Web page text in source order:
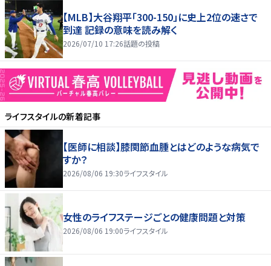
【MLB】大谷翔平「300-150」に史上2位の速さで
到達 記録の意味を読み解く
2026/07/10 17:26話題の投稿
ライフスタイルの新着記事
【医師に相談】膝関節血腫とはどのような病気で
すか？
2026/08/06 19:30ライフスタイル
女性のライフステージごとの健康問題と対策
2026/08/06 19:00ライフスタイル